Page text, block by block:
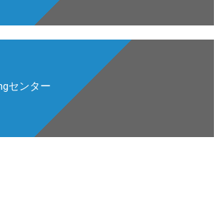
センター